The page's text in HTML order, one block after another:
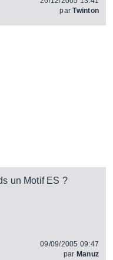
parTwinton
un Motif ES ?
09/09/2005 09:47
par Manuz